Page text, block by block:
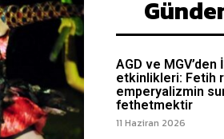
AGD ve MGV’den
etkinlikleri: Fetih
emperyalizmin
fethetmektir
11 Haziran 2026